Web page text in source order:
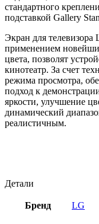
стандартного
подставкой Gallery
Экран для
применением
цвета, позволят
кинотеатр. За счет
режима просмотра,
подход к
яркости, улучшение
динамический
реалистичным.
Детали
Бренд LG